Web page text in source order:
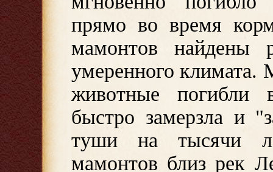
прямо во время
мамонтов найдены
умеренного климата.
животные погибли
быстро замерзла и
туши на тысячи
мамонтов близ рек